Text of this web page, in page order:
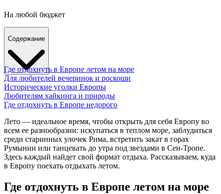
На любой бюджет
Содержание
Где отдохнуть в Европе летом на море
Для любителей вечеринок и роскоши
Исторические уголки Европы
Любителям хайкинга и природы
Где отдохнуть в Европе недорого
Лето — идеальное время, чтобы открыть для себя Европу во
всем ее разнообразии: искупаться в теплом море, заблудиться
среди старинных улочек Рима, встретить закат в горах
Румынии или танцевать до утра под звездами в Сен-Тропе.
Здесь каждый найдет свой формат отдыха. Рассказываем, куда
в Европу поехать отдыхать летом.
Где отдохнуть в Европе летом на море